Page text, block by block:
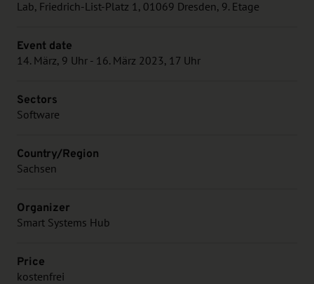
Lab, Friedrich-List-Platz 1, 01069 Dresden, 9. Etage
Event date
14. März, 9 Uhr - 16. März 2023, 17 Uhr
Sectors
Software
Country/Region
Sachsen
Organizer
Smart Systems Hub
Price
kostenfrei